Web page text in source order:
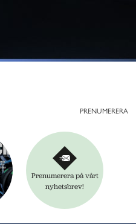
PRENUMERERA
Prenumerera på vårt
nyhetsbrev!